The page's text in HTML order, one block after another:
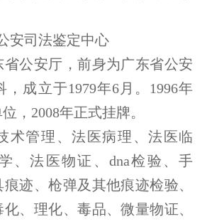
司法鉴定中心
公安厅，前身为广东省公安
，成立于1979年6月。1996年
，2008年正式挂牌。
管理、法医病理、法医临
、法医物证、dna检验、手
迹、枪弹及其他痕迹检验、
、理化、毒品、微量物证、